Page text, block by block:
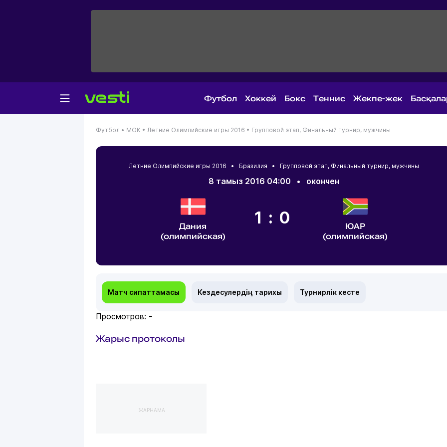
Футбол Хоккей Бокс Теннис Жекпе-жек
Футбол • МОК • Летние Олимпийские игры 2016 • Групповой этап, Финальный турнир, мужчины
Летние Олимпийские игры 2016 • Бразилия • Групповой этап, Финальный турнир, мужчины
8 тамыз 2016 04:00 • окончен
Дания
(олимпийская)
1:0
ЮАР
(олимпийская)
Матч сипаттамасы Кездесулердің тарихы Турнирлік кесте
Просмотров: -
Жарыс протоколы
ЖАРНАМА